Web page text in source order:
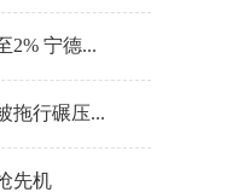
2% 宁德...
拖行碾压...
先机